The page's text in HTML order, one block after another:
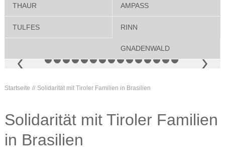
THAUR AMPASS
TULFES RINN
GNADENWALD
Startseite Solidarität mit Tiroler Familien in Brasilien
Solidarität mit Tiroler Familien
in Brasilien